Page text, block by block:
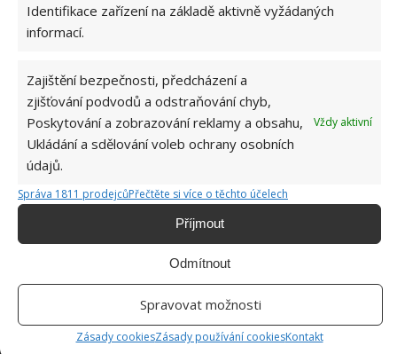
Identifikace zařízení na základě aktivně vyžádaných
informací.
Zajištění bezpečnosti, předcházení a
zjišťování podvodů a odstraňování chyb,
Poskytování a zobrazování reklamy a obsahu,
Ukládání a sdělování voleb ochrany osobních
údajů.
Vždy aktivní
Správa 1811 prodejcůPřečtěte si více o těchto účelech
Příjmout
Odmítnout
Spravovat možnosti
Zásady cookiesZásady používání cookiesKontakt
ODKLÍZENÍ SNĚHU